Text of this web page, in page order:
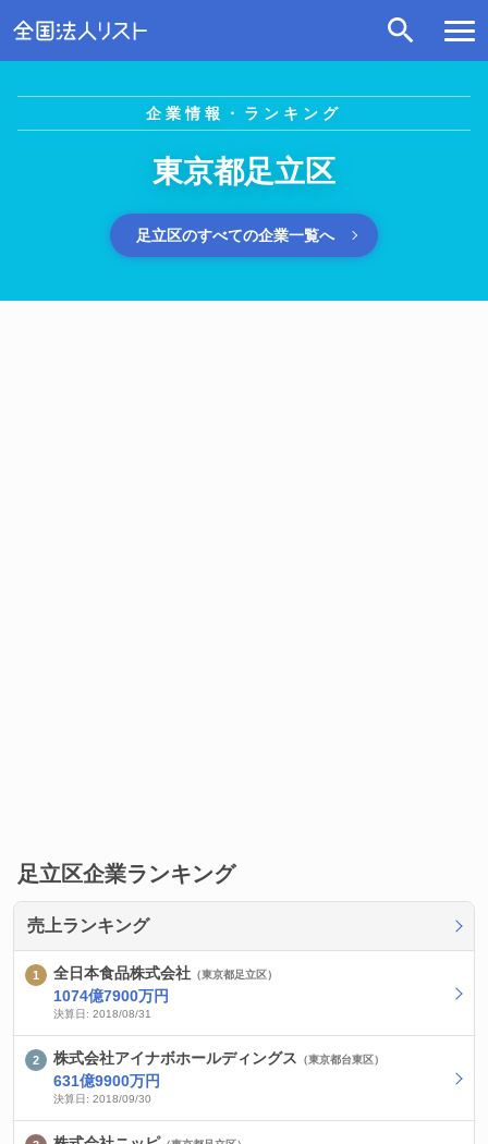
企業情報・ランキング
東京都足立区
足立区のすべての企業一覧へ
足立区企業ランキング
売上ランキング
全日本食品株式会社 （東京都足立区）
1074億7900万円
決算日: 2018/08/31
株式会社アイナボホールディングス （東京都台東区）
631億9900万円
決算日: 2018/09/30